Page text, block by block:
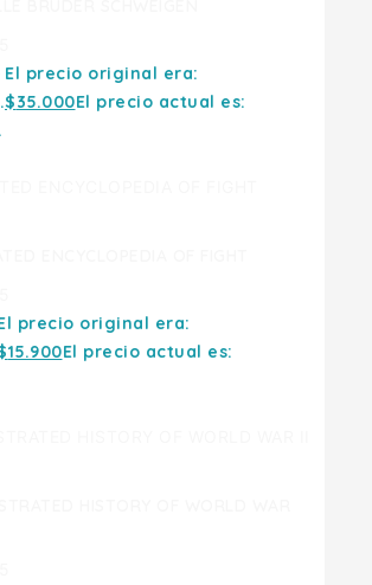
El precio original era:
$35.000El precio actual es:
precio original era:
15.900El precio actual es: